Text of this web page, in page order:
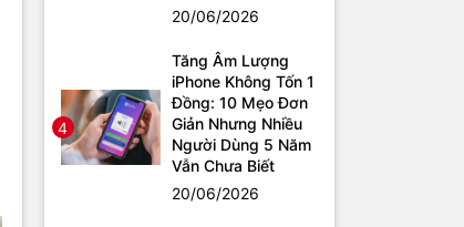
20/06/2026
4
Tăng Âm Lượng
iPhone Không Tốn 1
Đồng: 10 Mẹo Đơn
Giản Nhưng Nhiều
Người Dùng 5 Năm
Vẫn Chưa Biết
20/06/2026